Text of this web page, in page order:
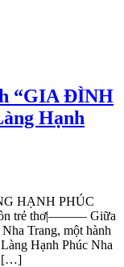
“GIA ĐÌNH
Hạnh
HẠNH PHÚC
trẻ thơ|——— Giữa
Trang, một hành
Hạnh Phúc Nha
[…]